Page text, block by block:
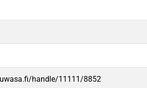
handle/11111/8852